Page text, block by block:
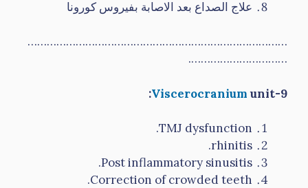
علاج الصداع بعد الاصابة بفيروس كورونا
………………………………………………………………………
………………………….
9-
Viscerocraniumunit:
TMJ dysfunction.
rhinitis.
Post inflammatory sinusitis.
Correction of crowded teeth.